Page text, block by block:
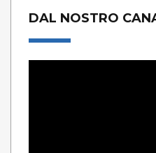
DAL NOSTRO